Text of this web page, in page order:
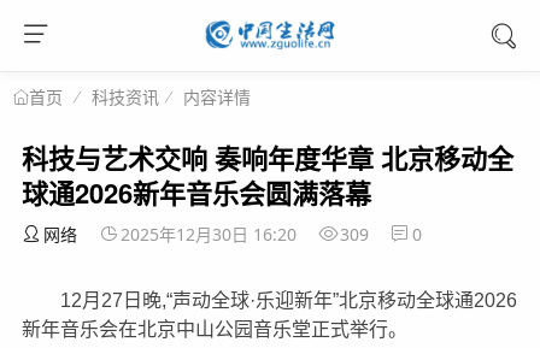
首页 科技资讯 内容详情
科技与艺术交响 奏响年度华章 北京移动全
球通2026新年音乐会圆满落幕
网络 2025年12月30日 16:20 309 0
12月27日晚,“声动全球·乐迎新年”北京移动全球通2026
新年音乐会在北京中山公园音乐堂正式举行。